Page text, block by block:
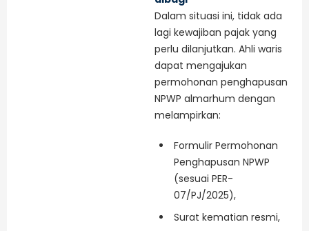
Dalam situasi ini, tidak ada
lagi kewajiban pajak yang
perlu dilanjutkan. Ahli waris
dapat mengajukan
permohonan penghapusan
NPWP almarhum dengan
melampirkan:
Formulir Permohonan
Penghapusan NPWP
(sesuai PER-
07/PJ/2025),
Surat kematian resmi,